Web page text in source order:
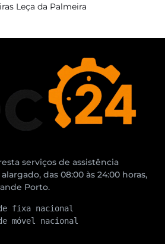
Leça da Palmeira
serviços de assistência
das 08:00 às 24:00 horas,
Porto.
fixa nacional
móvel nacional